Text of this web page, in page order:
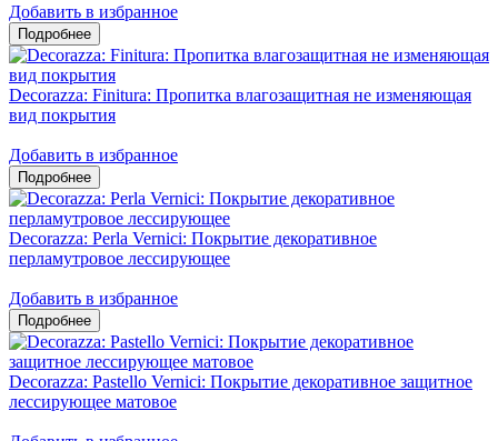
Добавить в избранное
Decorazza: Finitura: Пропитка влагозащитная не изменяющая
вид покрытия
Добавить в избранное
Decorazza: Perla Vernici: Покрытие декоративное
перламутровое лессирующее
Добавить в избранное
Decorazza: Pastello Vernici: Покрытие декоративное защитное
лессирующее матовое